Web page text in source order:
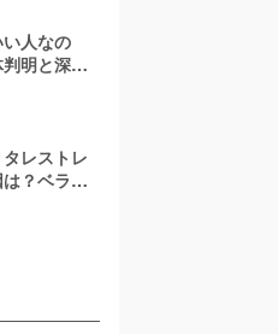
人なの
明と深い
タレストレ
？ベラト